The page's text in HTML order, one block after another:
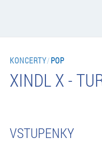
KONCERTY/POP
XINDL X -
VSTUPENKY